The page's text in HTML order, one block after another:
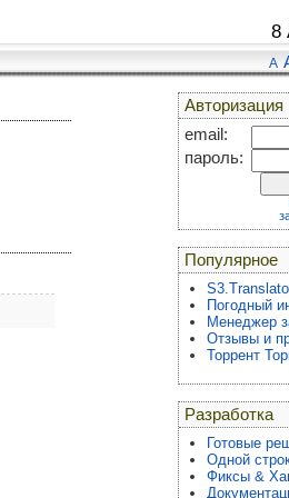
8
A
Авторизация
email:
пароль:
Популярное
Погодный
Менеджер
Отзывы и
Торрент
Разработка
Готовые
Одной
Фиксы &